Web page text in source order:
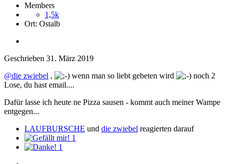
Members
1,5k
Ort: Ostalb
Geschrieben 31. März 2019
@die zwiebel , wenn man so liebt gebeten wird
noch 2
Lose, du hast email....
Dafür lasse ich heute ne Pizza sausen - kommt auch meiner Wampe
entgegen...
LAUFBURSCHE und die zwiebel reagierten darauf
1
1